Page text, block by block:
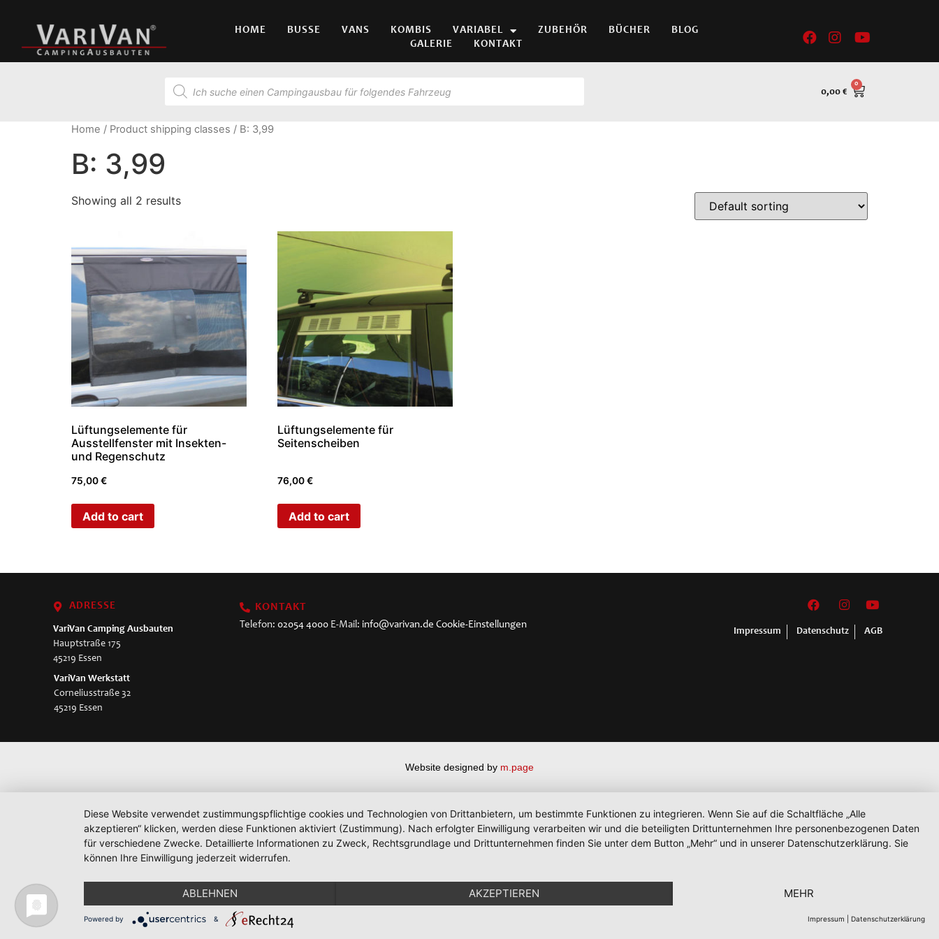
HOME BUSSE VANS KOMBIS VARIABEL ZUBEHÖR BÜCHER
BLOG
GALERIE
KONTAKT
0,00€
Home / Product shipping classes / B: 3,99
B: 3,99
Showing all 2 results
Lüftungselemente für
Ausstellfenster mit Insekten-
und Regenschutz
75,00€
Add to cart
Lüftungselemente für
Seitenscheiben
76,00€
Add to cart
ADRESSE
VariVan Camping Ausbauten
Hauptstraße 175
45219 Essen
VariVan Werkstatt
Corneliusstraße 32
45219 Essen
KONTAKT
Telefon: 02054 4000 E-Mail:info@varivan.de Cookie-Einstellungen
Impressum Datenschutz AGB
Website designed by m.page
Diese Website verwendet zustimmungspflichtige cookies und Technologien von Drittanbietern, um bestimmte Funktionen zu integrieren. Wenn Sie auf die Schaltfläche „Alle
akzeptieren“ klicken, werden diese Funktionen aktiviert (Zustimmung). Nach erfolgter Einwilligung verarbeiten wir und die beteiligten Drittunternehmen Ihre personenbezogenen Daten
für verschiedene Zwecke. Detaillierte Informationen zu Zweck, Rechtsgrundlage und Drittunternehmen finden Sie unter dem Button „Mehr“ und in unserer Datenschutzerklärung. Sie
können Ihre Einwilligung jederzeit widerrufen.
ABLEHNEN AKZEPTIEREN MEHR
Powered by & Impressum Datenschutzerklärung